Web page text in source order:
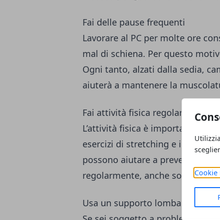
Cookie
Fai delle pause frequenti
Lavorare al PC per molte ore
mal di schiena. Per questo
Ogni tanto, alzati dalla sedia,
aiuterà a mantenere la
Fai attività fisica regolarmente
L’attività fisica è importante per
esercizi di stretching e i
possono aiutare a prevenire il
regolarmente, anche solo 30
Usa un supporto lombare